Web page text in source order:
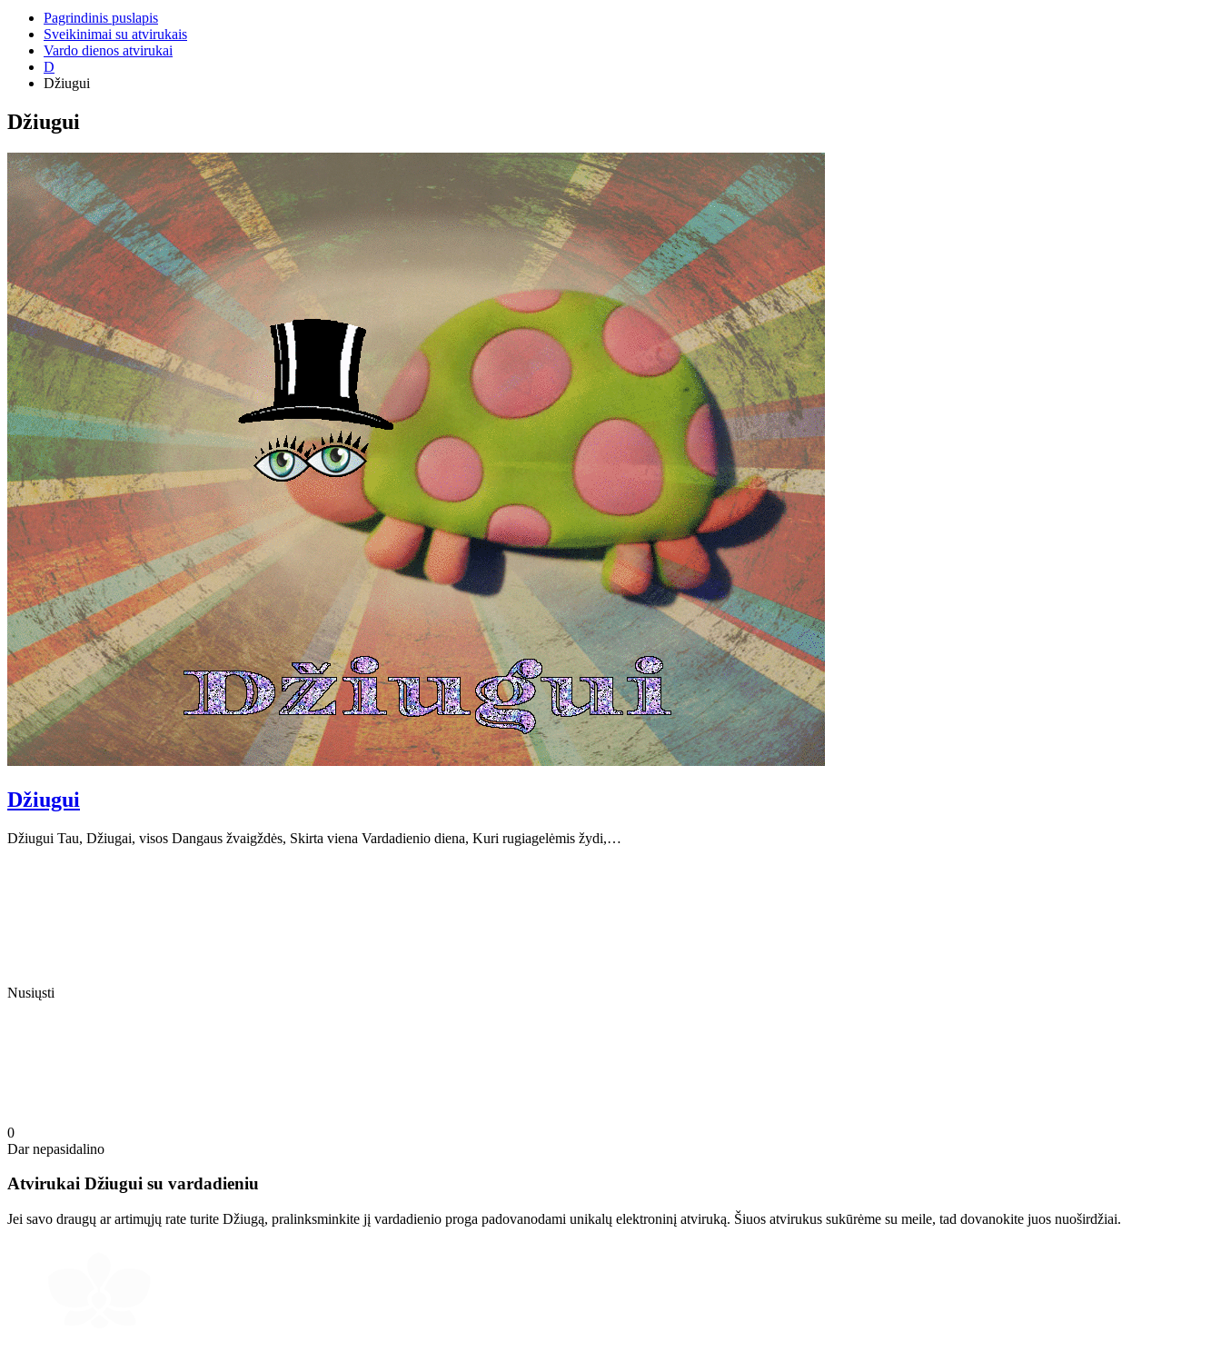
Pagrindinis puslapis
Sveikinimai su atvirukais
Vardo dienos atvirukai
D
Džiugui
Džiugui
Džiugui
Džiugui Tau, Džiugai, visos Dangaus žvaigždės, Skirta viena Vardadienio diena, Kuri rugiagelėmis žydi,…
Nusiųsti
0
Dar nepasidalino
Atvirukai Džiugui su vardadieniu
Jei savo draugų ar artimųjų rate turite Džiugą, pralinksminkite jį vardadienio proga padovanodami unikalų elektroninį atviruką. Šiuos atvirukus sukūrėme su meile, tad dovanokite juos nuoširdžiai.